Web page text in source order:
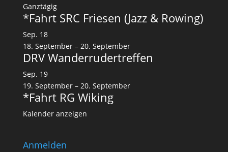
Ganztägig
*Fahrt SRC Friesen (Jazz & Rowing)
Sep. 18
18. September– 20. September
DRV Wanderrudertreffen
Sep. 19
19. September– 20. September
*Fahrt RG Wiking
Kalender anzeigen
Anmelden